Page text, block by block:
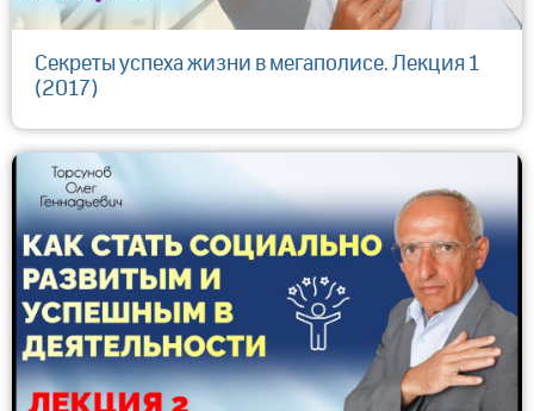
Секреты успеха жизни в мегаполисе. Лекция 1
(2017)